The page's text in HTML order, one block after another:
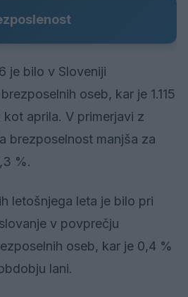
je bilo v Sloveniji
oseb, kar je 1.115
aprila. V primerjavi z
brezposelnost manjša za
%.
letošnjega leta je bilo pri
v povprečju
oseb, kar je 0,4 %
lani.